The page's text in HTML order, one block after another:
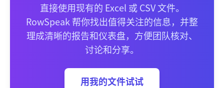
直接使用现有的 Excel 或 CSV 文件。
RowSpeak 帮你找出值得关注的信息，并整
理成清晰的报告和仪表盘，方便团队核对、
讨论和分享。
用我的文件试试